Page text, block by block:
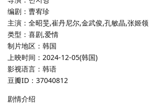
编剧：曹宥珍
主演：全昭旻,崔丹尼尔,金武俊,孔敏晶,张姬领
类型：喜剧,爱情
制片地区：韩国
上映时间：2024-12-05(韩国)
影视语言：韩语
豆瓣ID：37040812
剧情介绍